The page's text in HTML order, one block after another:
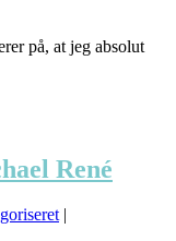
på, at jeg absolut
René
|